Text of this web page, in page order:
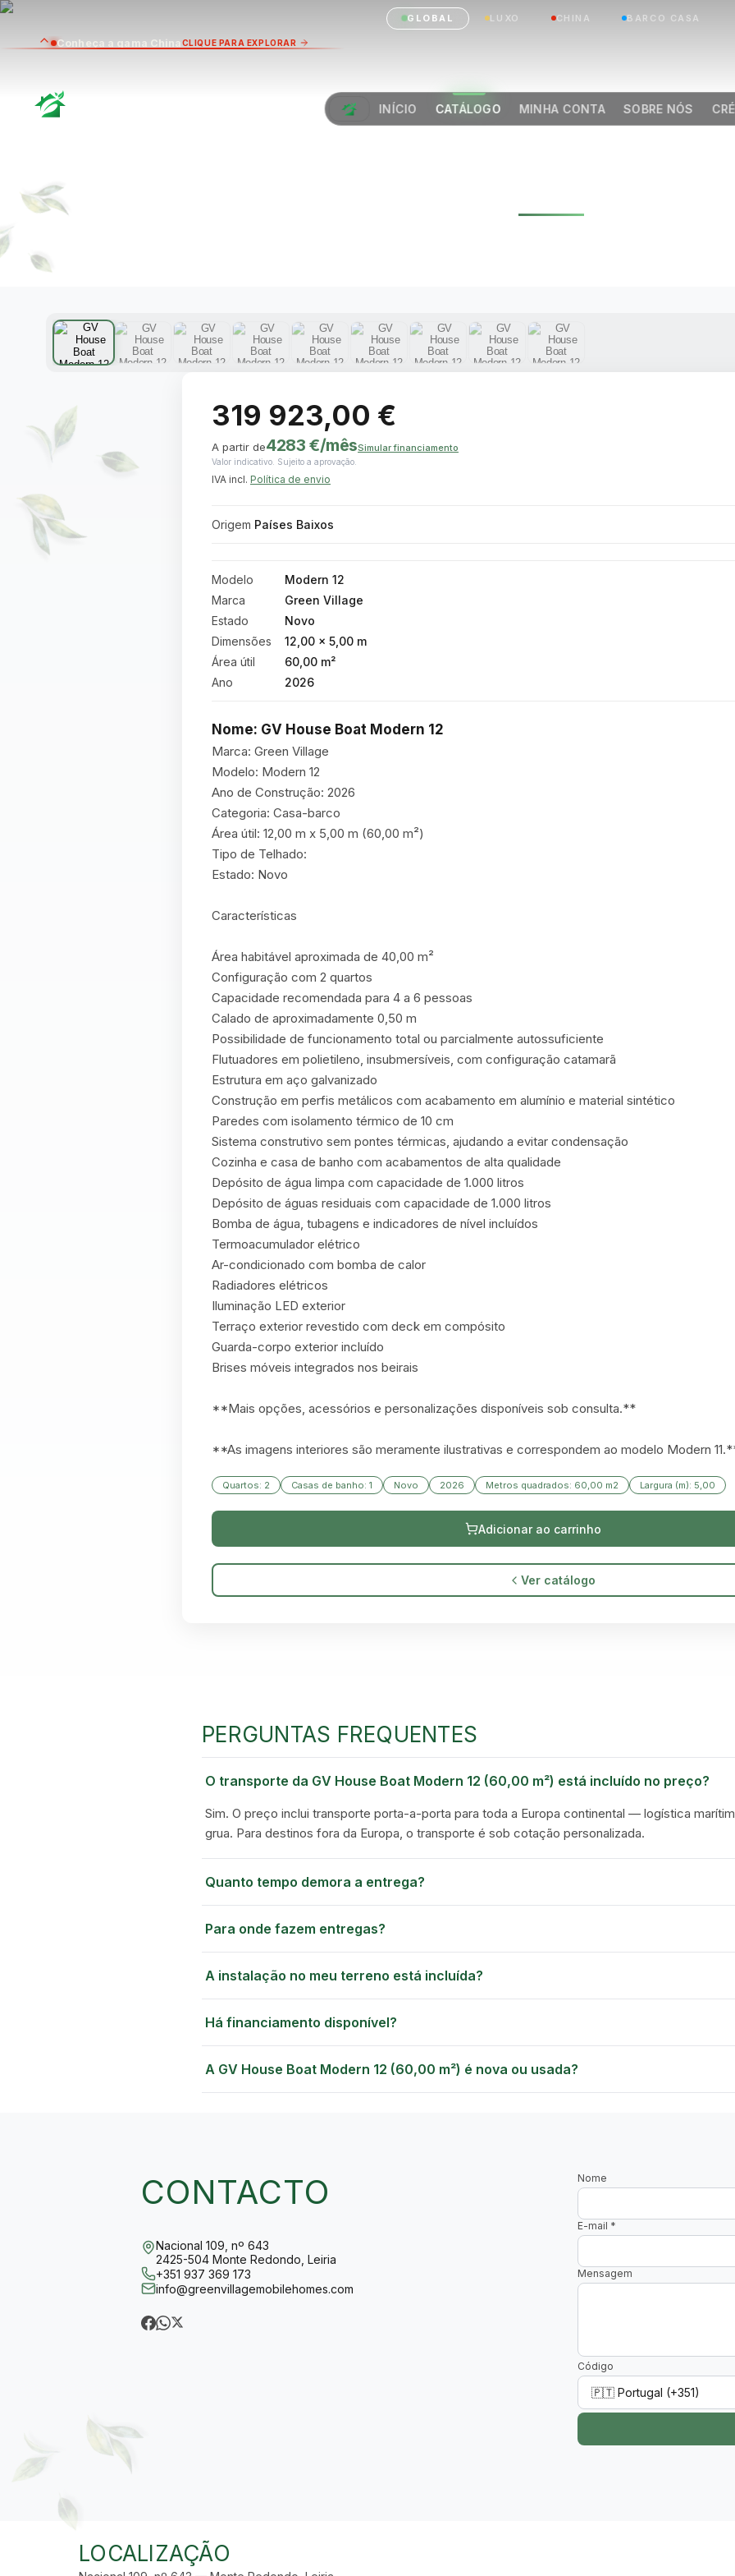
GLOBAL LUXO CHINA BARCO CASA
INÍCIO CATÁLOGO MINHA CONTA SOBRE NÓS
GREEN VILLAGE
MOBILE HOMES
GV HOUSE BOAT
319 923,00 €
A partir de4283 €/mêsSimular financiamento
Valor indicativo. Sujeito a aprovação.
IVA incl. Política de envio
Origem Países Baixos
Modelo
Modern 12
Marca
Green Village
Estado
Novo
Dimensões
12,00 × 5,00 m
Área útil
60,00 m²
Ano
2026
Nome: GV House Boat Modern 12
Marca: Green Village
Modelo: Modern 12
Ano de Construção: 2026
Categoria: Casa-barco
Área útil: 12,00 m x 5,00 m (60,00 m²)
Tipo de Telhado:
Estado: Novo
Características
Área habitável aproximada de 40,00 m²
Configuração com 2 quartos
Capacidade recomendada para 4 a 6 pessoas
Calado de aproximadamente 0,50 m
Possibilidade de funcionamento total ou parcialmente autossuficiente
Flutuadores em polietileno, insubmersíveis, com configuração catamarã
Estrutura em aço galvanizado
Construção em perfis metálicos com acabamento em alumínio e material sintético
Paredes com isolamento térmico de 10 cm
Sistema construtivo sem pontes térmicas, ajudando a evitar condensação
Cozinha e casa de banho com acabamentos de alta qualidade
Depósito de água limpa com capacidade de 1.000 litros
Depósito de águas residuais com capacidade de 1.000 litros
Bomba de água, tubagens e indicadores de nível incluídos
Termoacumulador elétrico
Ar-condicionado com bomba de calor
Radiadores elétricos
Iluminação LED exterior
Terraço exterior revestido com deck em compósito
Guarda-corpo exterior incluído
Brises móveis integrados nos beirais
**Mais opções, acessórios e personalizações disponíveis sob consulta.**
**As imagens interiores são meramente ilustrativas e correspondem ao modelo Modern
Quartos: 2 Casas de banho: 1 Novo 2026 Metros quadrados: 60,00 m2 Largura (m): 5,00
Adicionar ao carrinho
Ver catálogo
PERGUNTAS FREQUENTES
O transporte da GV House Boat Modern 12 (60,00 m²) está incluído no preço?
Sim. O preço inclui transporte porta-a-porta para toda a Europa continental — logística
grua. Para destinos fora da Europa, o transporte é sob cotação personalizada.
Quanto tempo demora a entrega?
Para onde fazem entregas?
A instalação no meu terreno está incluída?
Há financiamento disponível?
A GV House Boat Modern 12 (60,00 m²) é nova ou usada?
CONTACTO
Nacional 109, nº 643
2425-504 Monte Redondo, Leiria
+351 937 369 173
info@greenvillagemobilehomes.com
Nome
E-mail *
Mensagem
Código
LOCALIZAÇÃO
Conheça a gama ChinaCLIQUE PARA EXPLORAR